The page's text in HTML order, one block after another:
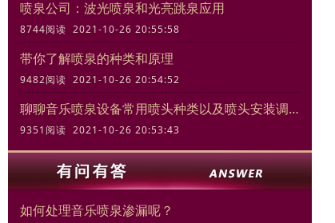
喷泉公司：波光喷泉和光亮跳泉应用
8744阅读 2021-10-26 20:55:58
带你了解喷泉的种类和原理
9482阅读 2021-10-26 20:54:52
聊聊音乐喷泉设备常用喷头种类以及喷头安装调试规范
9351阅读 2021-10-26 20:53:43
如何处理音乐喷泉渗漏呢？